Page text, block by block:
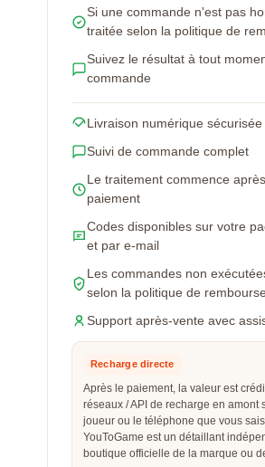
Si une commande n'est pas
traitée selon la politique de
Suivez le résultat à tout
commande
Livraison numérique sécurisée
Suivi de commande complet
Le traitement commence
paiement
Codes disponibles sur votre
et par e-mail
Les commandes non
selon la politique de
Support après-vente avec
Recharge directe
Après le paiement, la valeur est
réseaux / API de recharge en amont
joueur ou le téléphone que vous
YouToGame est un détaillant
boutique officielle de la marque ou